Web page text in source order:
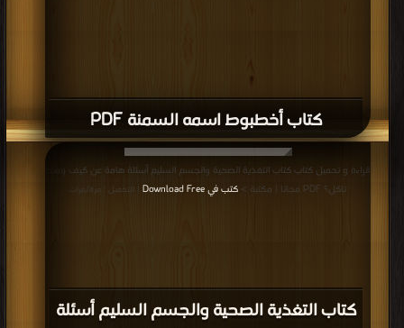
كتاب أخطبوط اسمه السمنة PDF
كتاب التغذية الصحية والجسم السليم أسئلة
قراءة و تحميل كتاب كتاب التغذية الصحية والجسم السليم أسئلة هامة عن كيف وماذا
تاكل؟ PDF مجانا | مكتبة >
كتب في Download Free | التحميل : مرة/مرات